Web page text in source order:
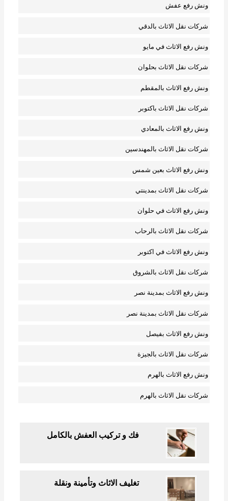
ونش رفع عفش
شركات نقل الاثاث بالدقي
ونش رفع الاثاث في مايو
شركات نقل الاثاث بحلوان
ونش رفع الاثاث بالمقطم
شركات نقل الاثاث باكتوبر
ونش رفع الاثاث بالمعادي
شركات نقل الاثاث بالمهندسين
ونش رفع الاثاث بعين شمس
شركات نقل الاثاث بمدينتي
ونش رفع الاثاث في حلوان
شركات نقل الاثاث بالرحاب
ونش رفع الاثاث في اكتوبر
شركات نقل الاثاث بالشروق
ونش رفع الاثاث بمدينة نصر
شركات نقل الاثاث بمدينة نصر
ونش رفع الاثاث بفيصل
شركات نقل الاثاث بالجيزة
ونش رفع الاثاث بالهرم
شركات نقل الاثاث بالهرم
فك و تركيب العفش بالكامل
تغليف الاثاث وتأمينة ونقلة